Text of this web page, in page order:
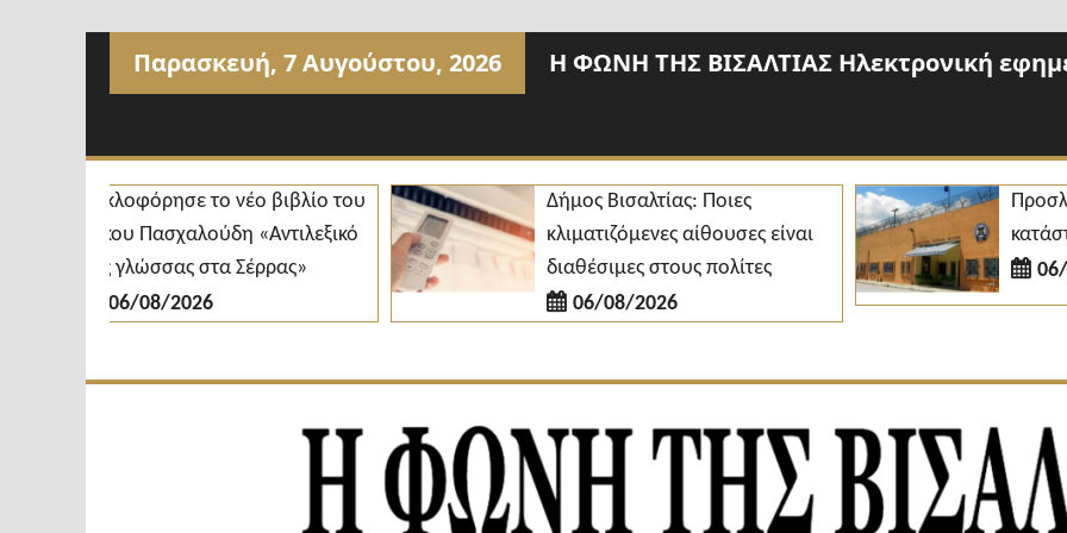
Παρασκευή, 7 Αυγούστου, 2026 Η ΦΩΝΗ ΤΗΣ ΒΙΣΑΛΤΙΑΣ Ηλεκτρονική
Κυκλοφόρησε το νέο βιβλίο του
Νίκου Πασχαλούδη «Αντιλεξικό
της γλώσσας στα Σέρρας»
06/08/2026
Δήμος Βισαλτίας: Ποιες
κλιματιζόμενες αίθουσες είναι
διαθέσιμες στους πολίτες
06/08/2026
κατάστημα
06/08/